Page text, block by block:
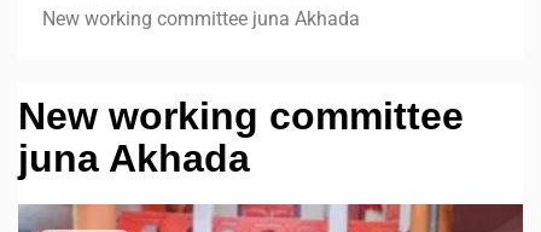
New working committee juna Akhada
New working committee
juna Akhada